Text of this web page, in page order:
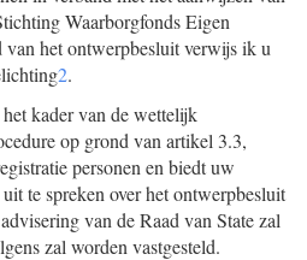
Waarborgfonds Eigen
het ontwerpbesluit verwijs ik u
2.
kader van de wettelijk
op grond van artikel 3.3,
personen en biedt uw
te spreken over het ontwerpbesluit
van de Raad van State zal
zal worden vastgesteld.